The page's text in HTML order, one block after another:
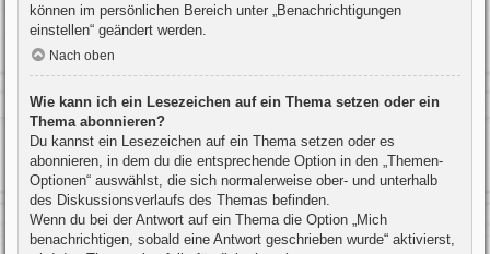
können im persönlichen Bereich unter „Benachrichtigungen
einstellen“ geändert werden.
Nach oben
Wie kann ich ein Lesezeichen auf ein Thema setzen oder ein
Thema abonnieren?
Du kannst ein Lesezeichen auf ein Thema setzen oder es
abonnieren, in dem du die entsprechende Option in den „Themen-
Optionen“ auswählst, die sich normalerweise ober- und unterhalb
des Diskussionsverlaufs des Themas befinden.
Wenn du bei der Antwort auf ein Thema die Option „Mich
benachrichtigen, sobald eine Antwort geschrieben wurde“ aktivierst,